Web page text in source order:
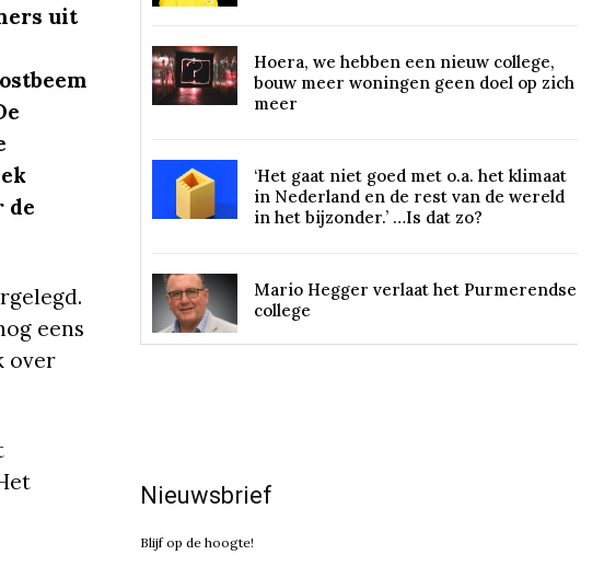
uit
de
eens
over
Hoera, we hebben een nieuw college,
bouw meer woningen geen doel op zich
meer
‘Het gaat niet goed met o.a. het klimaat
in Nederland en de rest van de wereld
in het bijzonder.’ …Is dat zo?
Mario Hegger verlaat het Purmerendse
college
Nieuwsbrief
Blijf op de hoogte!